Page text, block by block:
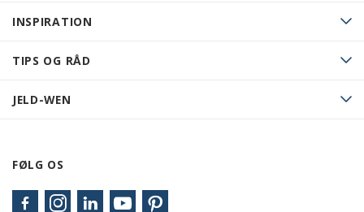
INSPIRATION
TIPS OG RÅD
JELD-WEN
FØLG OS